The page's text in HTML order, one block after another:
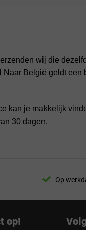
wij die
Naar België geldt een
kan je makkelijk
30 dagen.
Op
op!